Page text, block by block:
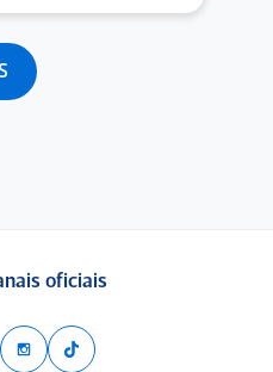
oficiais